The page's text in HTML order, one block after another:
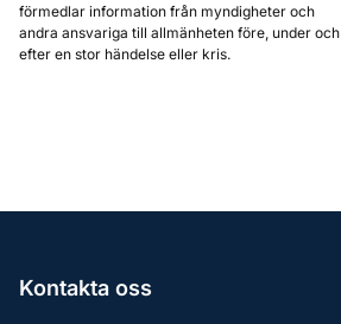
förmedlar information från myndigheter och
andra ansvariga till allmänheten före, under och
efter en stor händelse eller kris.
Kontakta oss